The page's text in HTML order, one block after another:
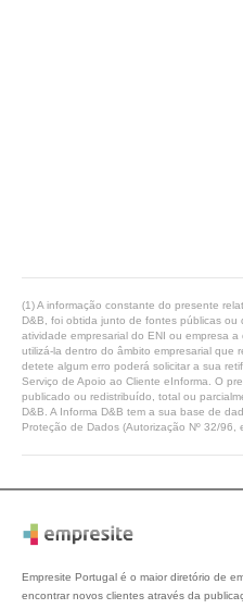
(1) A informação constante do presente
D&B, foi obtida junto de fontes públicas
atividade empresarial do ENI ou empresa
utilizá-la dentro do âmbito empresarial que
detete algum erro poderá solicitar a sua
Serviço de Apoio ao Cliente eInforma. O
publicado ou redistribuído, total ou
D&B. A Informa D&B tem a sua base de
Proteção de Dados (Autorização Nº 32/96,
Empresite Portugal é o maior diretório de
encontrar novos clientes através da